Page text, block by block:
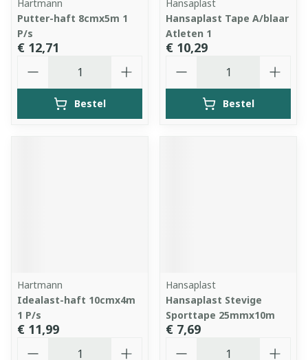
Hartmann
Putter-haft 8cmx5m 1
P/s
€ 12,71
Bestel
Hansaplast
Hansaplast Tape A/blaar
Atleten 1
€ 10,29
Bestel
Hartmann
Idealast-haft 10cmx4m
1 P/s
€ 11,99
Hansaplast
Hansaplast Stevige
Sporttape 25mmx10m
€ 7,69